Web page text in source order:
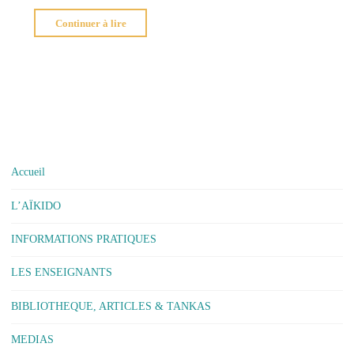
Continuer à lire
Accueil
L’AÏKIDO
INFORMATIONS PRATIQUES
LES ENSEIGNANTS
BIBLIOTHEQUE, ARTICLES & TANKAS
MEDIAS